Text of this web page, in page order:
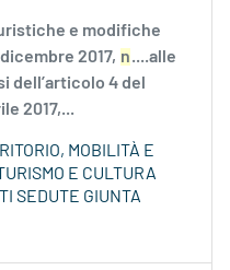
e modifiche
2017, n....alle
dell’articolo 4 del
2017,...
MOBILITÀ E
E CULTURA
SEDUTE GIUNTA